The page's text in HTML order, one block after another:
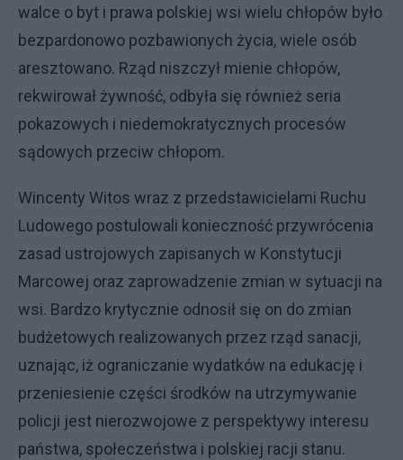
walce o byt i prawa polskiej wsi wielu chłopów było
bezpardonowo pozbawionych życia, wiele osób
aresztowano. Rząd niszczył mienie chłopów,
rekwirował żywność, odbyła się również seria
pokazowych i niedemokratycznych procesów
sądowych przeciw chłopom.
Wincenty Witos wraz z przedstawicielami Ruchu
Ludowego postulowali konieczność przywrócenia
zasad ustrojowych zapisanych w Konstytucji
Marcowej oraz zaprowadzenie zmian w sytuacji na
wsi. Bardzo krytycznie odnosił się on do zmian
budżetowych realizowanych przez rząd sanacji,
uznając, iż ograniczanie wydatków na edukację i
przeniesienie części środków na utrzymywanie
policji jest nierozwojowe z perspektywy interesu
państwa, społeczeństwa i polskiej racji stanu.